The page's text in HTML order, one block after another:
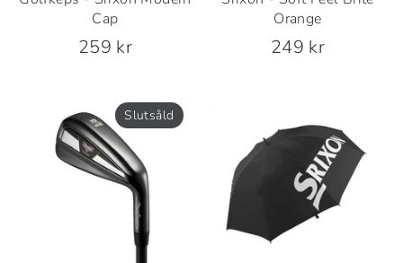
Cap
259 kr
Orange
249 kr
Slutsåld